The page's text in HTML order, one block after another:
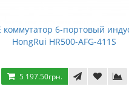
коммутатор 6-портовый
HongRui HR500-AFG-411S
5 197.50грн.